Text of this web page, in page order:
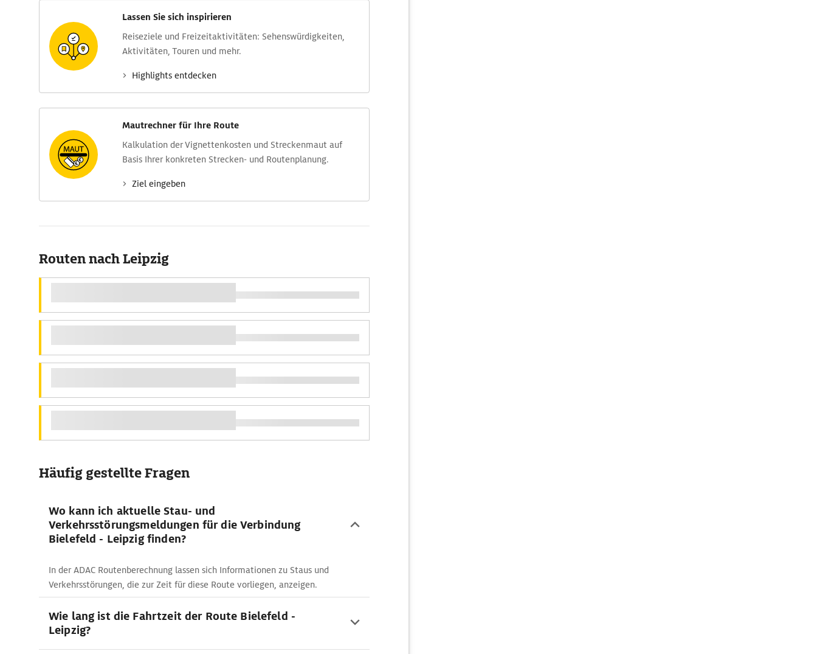
Lassen Sie sich inspirieren
Reise­ziele und Freizeit­aktivitäten: Sehens­würdig­keiten,
Aktivitäten, Touren und mehr.
Highlights entdecken
Mautrechner für Ihre Route
Kalkulation der Vignettenkosten und Streckenmaut auf
Basis Ihrer konkreten Strecken- und Routenplanung.
Ziel eingeben
Routen nach Leipzig
Häufig gestellte Fragen
Wo kann ich aktuelle Stau- und
Verkehrsstörungsmeldungen für die Verbindung
Bielefeld - Leipzig finden?
In der ADAC Routenberechnung lassen sich Informationen zu Staus und
Verkehrsstörungen, die zur Zeit für diese Route vorliegen, anzeigen.
Wie lang ist die Fahrtzeit der Route Bielefeld -
Leipzig?